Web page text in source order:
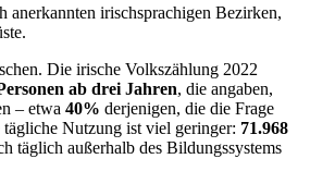
anerkannten irischsprachigen Bezirken,
Die irische Volkszählung 2022
ab drei Jahren, die angaben,
– etwa 40% derjenigen, die die Frage
Nutzung ist viel geringer: 71.968
täglich außerhalb des Bildungssystems